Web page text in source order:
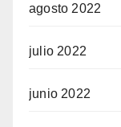
agosto 2022
julio 2022
junio 2022